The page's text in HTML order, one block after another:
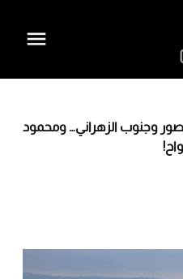
وجنوب الزهراني… ومحمود